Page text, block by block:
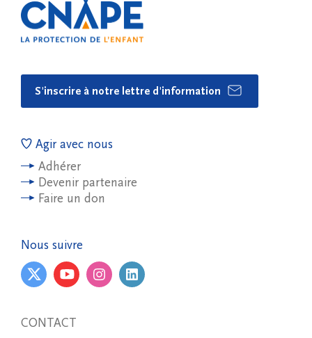
S'inscrire à notre lettre d'information
Agir avec nous
Adhérer
Devenir partenaire
Faire un don
Nous suivre
CONTACT